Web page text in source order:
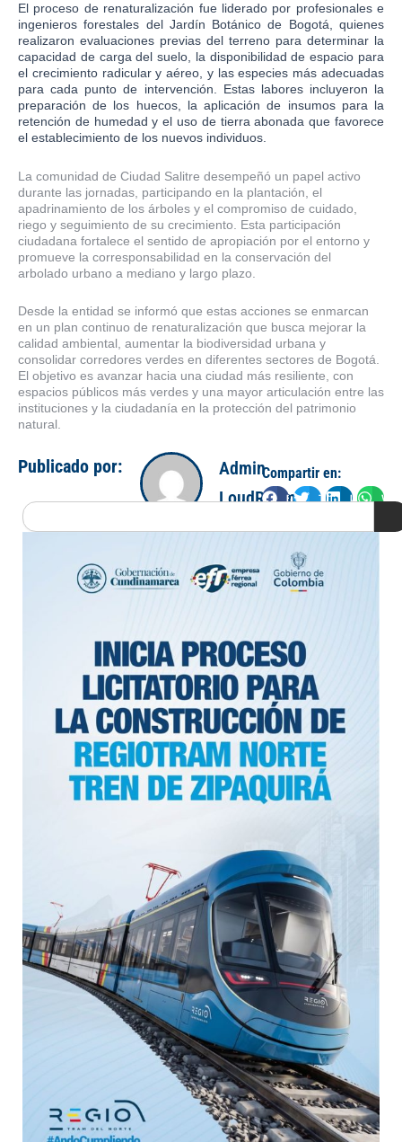
El proceso de renaturalización fue liderado por profesionales e
ingenieros forestales del Jardín Botánico de Bogotá, quienes
realizaron evaluaciones previas del terreno para determinar la
capacidad de carga del suelo, la disponibilidad de espacio para
el crecimiento radicular y aéreo, y las especies más adecuadas
para cada punto de intervención. Estas labores incluyeron la
preparación de los huecos, la aplicación de insumos para la
retención de humedad y el uso de tierra abonada que favorece
el establecimiento de los nuevos individuos.
La comunidad de Ciudad Salitre desempeñó un papel activo
durante las jornadas, participando en la plantación, el
apadrinamiento de los árboles y el compromiso de cuidado,
riego y seguimiento de su crecimiento. Esta participación
ciudadana fortalece el sentido de apropiación por el entorno y
promueve la corresponsabilidad en la conservación del
arbolado urbano a mediano y largo plazo.
Desde la entidad se informó que estas acciones se enmarcan
en un plan continuo de renaturalización que busca mejorar la
calidad ambiental, aumentar la biodiversidad urbana y
consolidar corredores verdes en diferentes sectores de Bogotá.
El objetivo es avanzar hacia una ciudad más resiliente, con
espacios públicos más verdes y una mayor articulación entre las
instituciones y la ciudadanía en la protección del patrimonio
natural.
Publicado por:
Admin
LoudRoom
Compartir en:
FacebookTwitterLinkedIn
Search